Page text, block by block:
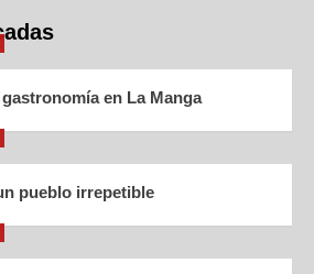
en La Manga
pueblo irrepetible